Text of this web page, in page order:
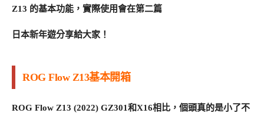
Z13 的基本功能，實際使用會在第二篇
日本新年遊分享給大家！
ROG Flow Z13基本開箱
ROG Flow Z13 (2022) GZ301和X16相比，個頭真的是小了不